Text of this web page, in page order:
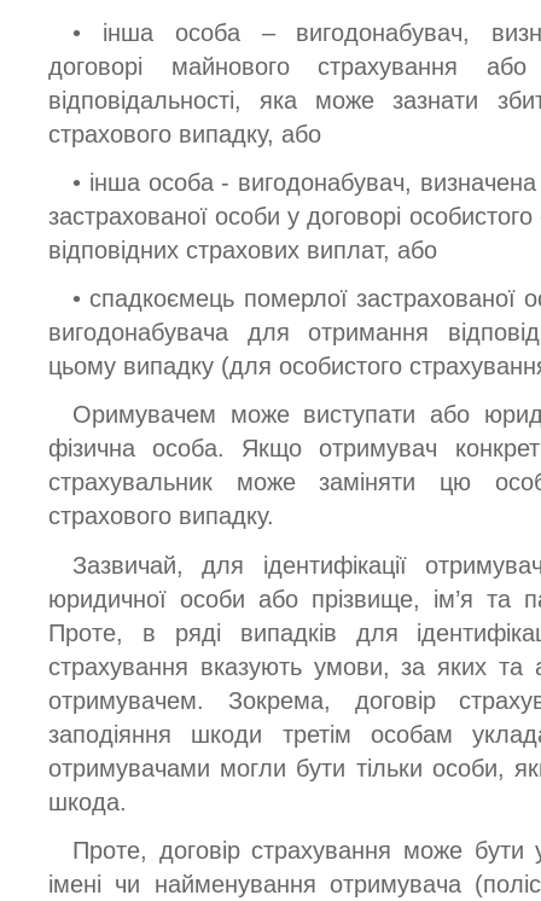
• інша особа – вигодонабувач,
договорі майнового страхування
відповідальності, яка може зазнати
страхового випадку, або
• інша особа - вигодонабувач,
застрахованої особи у договорі
відповідних страхових виплат, або
• спадкоємець померлої застрахованої
вигодонабувача для отримання
цьому випадку (для особистого
Оримувачем може виступати або
фізична особа. Якщо отримувач
страхувальник може заміняти цю
страхового випадку.
Зазвичай, для ідентифікації
юридичної особи або прізвище, ім’я та
Проте, в ряді випадків для
страхування вказують умови, за яких
отримувачем. Зокрема, договір
заподіяння шкоди третім особам
отримувачами могли бути тільки особи,
шкода.
Проте, договір страхування може бути
імені чи найменування отримувача